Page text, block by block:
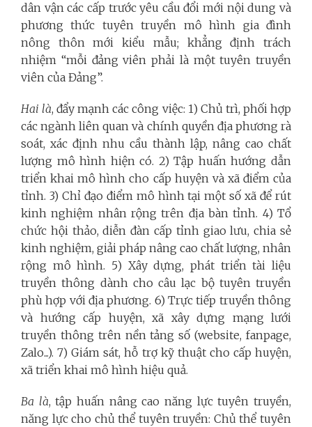
dân vận các cấp trước yêu cầu đổi mới nội dung và
phương thức tuyên truyền mô hình gia đình
nông thôn mới kiểu mẫu; khẳng định trách
nhiệm “mỗi đảng viên phải là một tuyên truyền
viên của Đảng”.
Hai là, đẩy mạnh các công việc: 1) Chủ trì, phối hợp
các ngành liên quan và chính quyền địa phương rà
soát, xác định nhu cầu thành lập, nâng cao chất
lượng mô hình hiện có. 2) Tập huấn hướng dẫn
triển khai mô hình cho cấp huyện và xã điểm của
tỉnh. 3) Chỉ đạo điểm mô hình tại một số xã để rút
kinh nghiệm nhân rộng trên địa bàn tỉnh. 4) Tổ
chức hội thảo, diễn đàn cấp tỉnh giao lưu, chia sẻ
kinh nghiệm, giải pháp nâng cao chất lượng, nhân
rộng mô hình. 5) Xây dựng, phát triển tài liệu
truyền thông dành cho câu lạc bộ tuyên truyền
phù hợp với địa phương. 6) Trực tiếp truyền thông
và hướng cấp huyện, xã xây dựng mạng lưới
truyền thông trên nền tảng số (website, fanpage,
Zalo...). 7) Giám sát, hỗ trợ kỹ thuật cho cấp huyện,
xã triển khai mô hình hiệu quả.
Ba là, tập huấn nâng cao năng lực tuyên truyền,
năng lực cho chủ thể tuyên truyền: Chủ thể tuyên